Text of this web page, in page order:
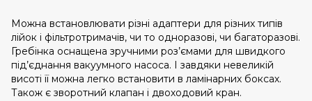
Можна встановлювати різні адаптери для різних типів
лійок і фільтротримачів, чи то одноразові, чи багаторазові.
Гребінка оснащена зручними роз’ємами для швидкого
під’єднання вакуумного насоса. І завдяки невеликій
висоті її можна легко встановити в ламінарних боксах.
Також є зворотний клапан і двоходовий кран.